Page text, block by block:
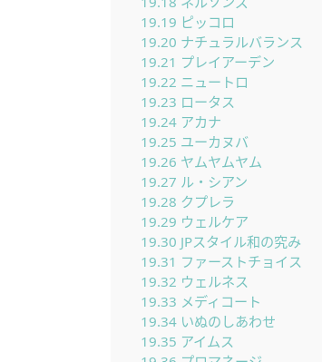
19.19 ピッコロ
19.20 ナチュラルバランス
19.21 プレイアーデン
19.22 ニュートロ
19.23 ロータス
19.24アカナ
19.25 ユーカヌバ
19.26 ヤムヤムヤム
19.27 ル・シアン
19.28 クプレラ
19.29 ウェルケア
19.30 JPスタイル和の究み
19.31 ファーストチョイス
19.32 ウェルネス
19.33 メディコート
19.34いぬのしあわせ
19.35 アイムス